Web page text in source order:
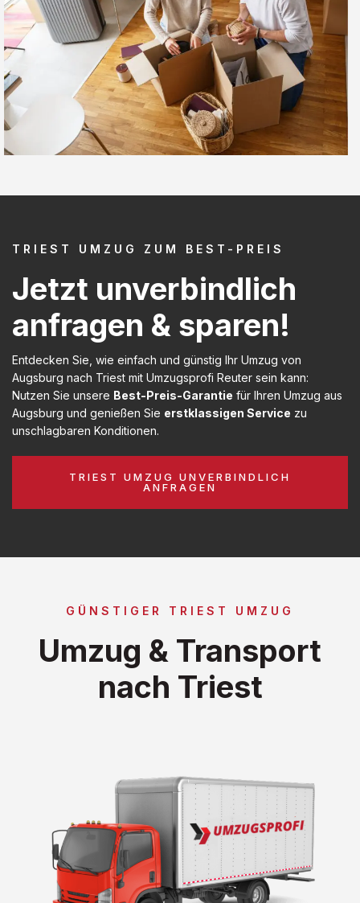
TRIEST UMZUG ZUM BEST-PREIS
Jetzt unverbindlich
anfragen & sparen!
Entdecken Sie, wie einfach und günstig Ihr Umzug von
Augsburg nach Triest mit Umzugsprofi Reuter sein kann:
Nutzen Sie unsere Best-Preis-Garantie für Ihren Umzug aus
Augsburg und genießen Sie erstklassigen Service zu
unschlagbaren Konditionen.
TRIEST UMZUG UNVERBINDLICH
ANFRAGEN
GÜNSTIGER TRIEST UMZUG
Umzug & Transport
nach Triest